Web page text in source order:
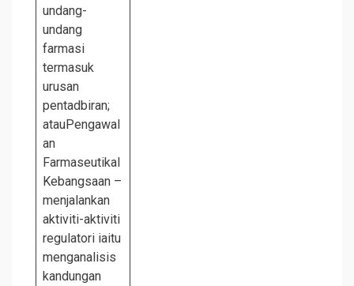
undang-
undang
farmasi
termasuk
urusan
pentadbiran;
atauPengawal
an
Farmaseutikal
Kebangsaan –
menjalankan
aktiviti-aktiviti
regulatori iaitu
menganalisis
kandungan